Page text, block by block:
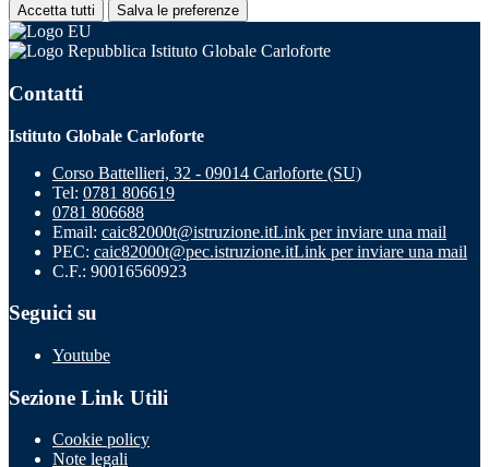
Accetta tutti Salva le preferenze
Istituto Globale Carloforte
Contatti
Istituto Globale Carloforte
Corso Battellieri, 32 - 09014 Carloforte (SU)
Tel: 0781 806619
0781 806688
Email: caic82000t@istruzione.itLink per inviare una mail
PEC: caic82000t@pec.istruzione.itLink per inviare una mail
C.F.: 90016560923
Seguici su
Youtube
Sezione Link Utili
Cookie policy
Note legali